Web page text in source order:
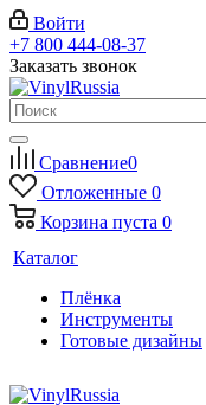
Войти
+7 800 444-08-37
Заказать звонок
Сравнение0
Отложенные 0
Корзина пуста 0
Каталог
Плёнка
Инструменты
Готовые дизайны